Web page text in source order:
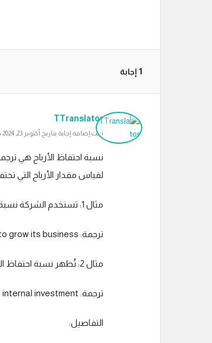
‫1 إجابة
TTranslator
تمت إضافة إجابة بتاريخ أكتوبر 23, 2024 في 8:50 pm
لقياس مقدار الأرباح التي
مثال 1: تستخدم الشركة نسبة احتفاظ الأرباح لتنمية أعمالها.
ترجمة: The company uses the earnings retention ratio to grow its business.
مثال 2: تُظهر نسبة احتفاظ الأرباح تركيز الشركة على الاستثمار الداخلي.
ترجمة: The earnings retention ratio shows the company’s focus on internal investment.
التفاصيل: